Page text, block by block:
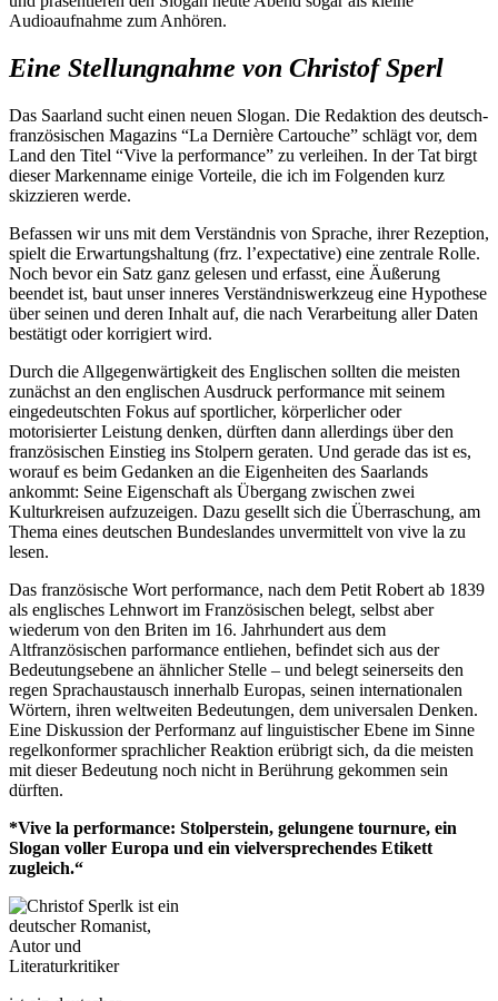
Audioaufnahme zum Anhören.
Eine Stellungnahme von Christof Sperl
Das Saarland sucht einen neuen Slogan. Die Redaktion des deutsch-
französischen Magazins “La Dernière Cartouche” schlägt vor, dem
Land den Titel “Vive la performance” zu verleihen. In der Tat birgt
dieser Markenname einige Vorteile, die ich im Folgenden kurz
skizzieren werde.
Befassen wir uns mit dem Verständnis von Sprache, ihrer Rezeption,
spielt die Erwartungshaltung (frz. l’expectative) eine zentrale Rolle.
Noch bevor ein Satz ganz gelesen und erfasst, eine Äußerung
beendet ist, baut unser inneres Verständniswerkzeug eine Hypothese
über seinen und deren Inhalt auf, die nach Verarbeitung aller Daten
bestätigt oder korrigiert wird.
Durch die Allgegenwärtigkeit des Englischen sollten die meisten
zunächst an den englischen Ausdruck performance mit seinem
eingedeutschten Fokus auf sportlicher, körperlicher oder
motorisierter Leistung denken, dürften dann allerdings über den
französischen Einstieg ins Stolpern geraten. Und gerade das ist es,
worauf es beim Gedanken an die Eigenheiten des Saarlands
ankommt: Seine Eigenschaft als Übergang zwischen zwei
Kulturkreisen aufzuzeigen. Dazu gesellt sich die Überraschung, am
Thema eines deutschen Bundeslandes unvermittelt von vive la zu
lesen.
Das französische Wort performance, nach dem Petit Robert ab 1839
als englisches Lehnwort im Französischen belegt, selbst aber
wiederum von den Briten im 16. Jahrhundert aus dem
Altfranzösischen parformance entliehen, befindet sich aus der
Bedeutungsebene an ähnlicher Stelle – und belegt seinerseits den
regen Sprachaustausch innerhalb Europas, seinen internationalen
Wörtern, ihren weltweiten Bedeutungen, dem universalen Denken.
Eine Diskussion der Performanz auf linguistischer Ebene im Sinne
regelkonformer sprachlicher Reaktion erübrigt sich, da die meisten
mit dieser Bedeutung noch nicht in Berührung gekommen sein
dürften.
*Vive la performance: Stolperstein, gelungene tournure, ein
Slogan voller Europa und ein vielversprechendes Etikett
zugleich.“